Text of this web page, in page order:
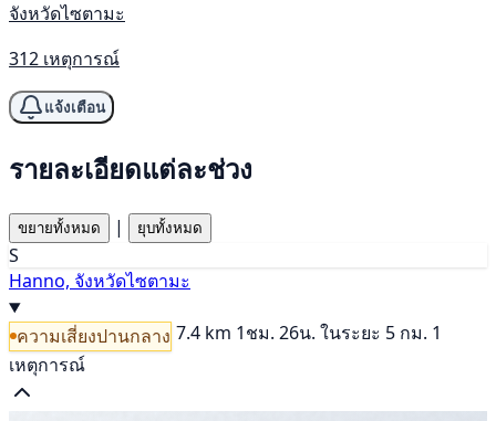
จังหวัดไซตามะ
312 เหตุการณ์
แจ้งเตือน
รายละเอียดแต่ละช่วง
ขยายทั้งหมด | ยุบทั้งหมด
S
Hanno, จังหวัดไซตามะ
ความเสี่ยงปานกลาง 7.4 km 1ชม. 26น. ในระยะ 5 กม. 1
เหตุการณ์